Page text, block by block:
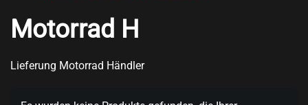
Motorrad H
Lieferung Motorrad Händler